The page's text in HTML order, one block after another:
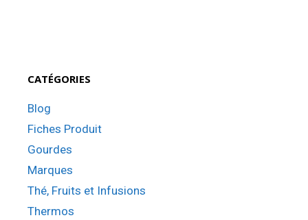
CATÉGORIES
Blog
Fiches Produit
Gourdes
Marques
Thé, Fruits et Infusions
Thermos